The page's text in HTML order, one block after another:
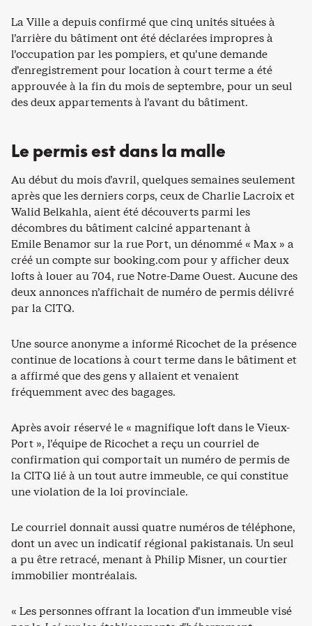
La Ville a depuis confirmé que cinq unités situées à
l’arrière du bâtiment ont été déclarées impropres à
l’occupation par les pompiers, et qu’une demande
d’enregistrement pour location à court terme a été
approuvée à la fin du mois de septembre, pour un seul
des deux appartements à l’avant du bâtiment.
Le permis est dans la malle
Au début du mois d’avril, quelques semaines seulement
après que les derniers corps, ceux de Charlie Lacroix et
Walid Belkahla, aient été découverts parmi les
décombres du bâtiment calciné appartenant à
Emile Benamor sur la rue Port, un dénommé « Max » a
créé un compte sur booking.com pour y afficher deux
lofts à louer au 704, rue Notre-Dame Ouest. Aucune des
deux annonces n’affichait de numéro de permis délivré
par la CITQ.
Une source anonyme a informé Ricochet de la présence
continue de locations à court terme dans le bâtiment et
a affirmé que des gens y allaient et venaient
fréquemment avec des bagages.
Après avoir réservé le « magnifique loft dans le Vieux-
Port », l’équipe de Ricochet a reçu un courriel de
confirmation qui comportait un numéro de permis de
la CITQ lié à un tout autre immeuble, ce qui constitue
une violation de la loi provinciale.
Le courriel donnait aussi quatre numéros de téléphone,
dont un avec un indicatif régional pakistanais. Un seul
a pu être retracé, menant à Philip Misner, un courtier
immobilier montréalais.
« Les personnes offrant la location d’un immeuble visé